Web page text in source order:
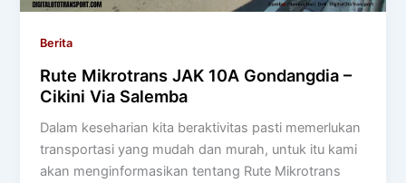
Berita
Rute Mikrotrans JAK 10A Gondangdia –
Cikini Via Salemba
Dalam keseharian kita beraktivitas pasti memerlukan
transportasi yang mudah dan murah, untuk itu kami
akan menginformasikan tentang Rute Mikrotrans